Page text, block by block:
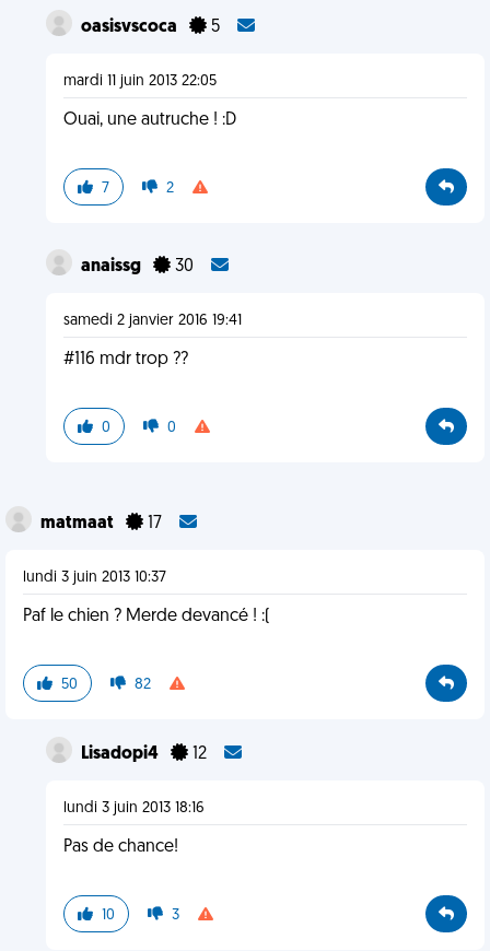
oasisvscoca 5
mardi 11 juin 2013 22:05
Ouai, une autruche ! :D
7 2
anaissg 30
samedi 2 janvier 2016 19:41
#116 mdr trop ??
0 0
matmaat 17
lundi 3 juin 2013 10:37
Paf le chien ? Merde devancé ! :(
50 82
Lisadopi4 12
lundi 3 juin 2013 18:16
Pas de chance!
10 3